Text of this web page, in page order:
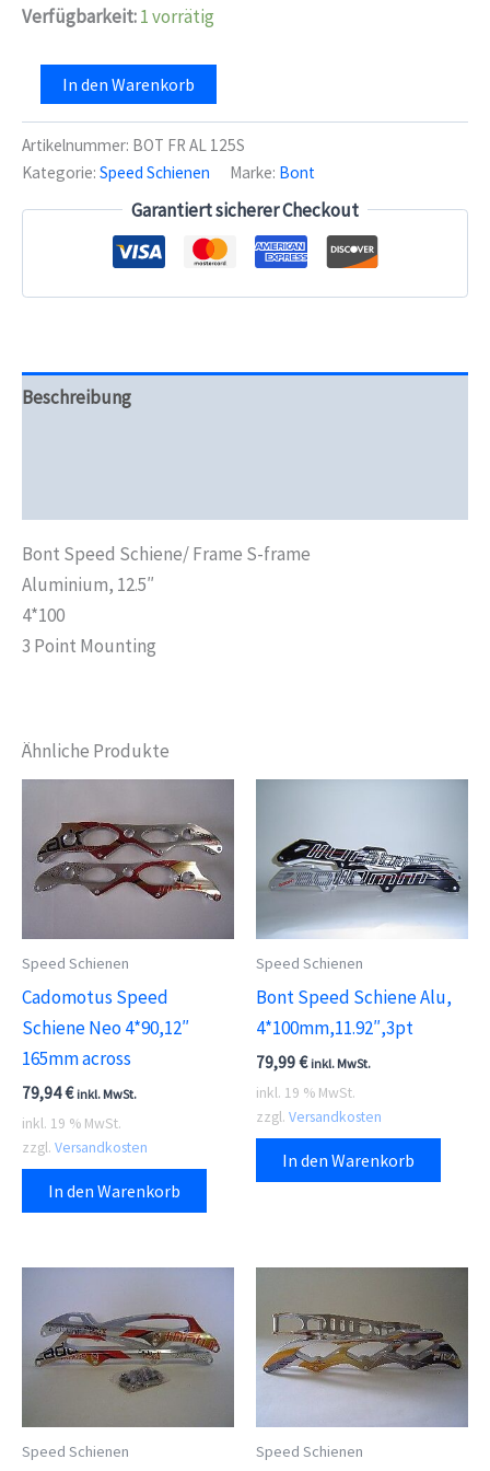
Verfügbarkeit:1 vorrätig
Speed
Schiene
S-
Frame
Alu,
4*100,
Menge
In den Warenkorb
Artikelnummer: BOT FR AL 125S
Kategorie: Speed Schienen Marke: Bont
Garantiert sicherer Checkout
Beschreibung
Bont Speed Schiene/ Frame S-frame
Aluminium, 12.5″
4*100
3 Point Mounting
Ähnliche Produkte
Speed Schienen
Cadomotus Speed
Schiene Neo 4*90,12″
165mm across
79,94€ inkl. MwSt.
inkl. 19 % MwSt.
zzgl. Versandkosten
In den Warenkorb
Speed Schienen
Bont Speed Schiene Alu,
4*100mm,11.92″,3pt
79,99€ inkl. MwSt.
inkl. 19 % MwSt.
zzgl. Versandkosten
In den Warenkorb
Speed Schienen Speed Schienen